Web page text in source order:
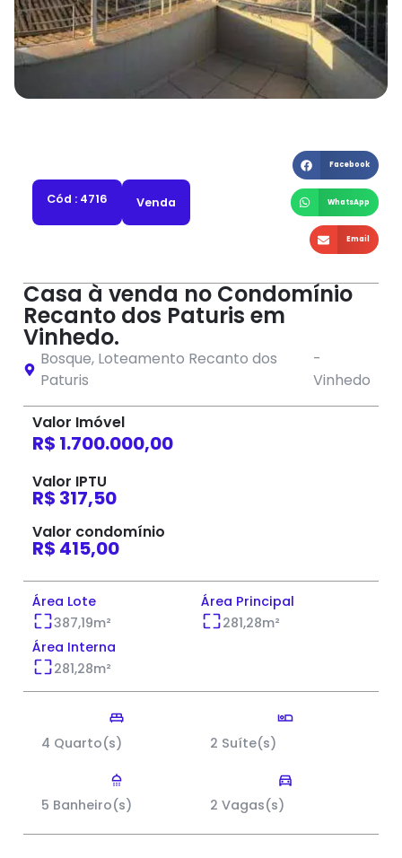
Cód : 4716 Venda
Facebook
WhatsApp
Email
Casa à venda no Condomínio
Recanto dos Paturis em
Vinhedo.
Bosque, Loteamento Recanto dos
Paturis
-
Vinhedo
Valor Imóvel
R$ 1.700.000,00
Valor IPTU
R$ 317,50
Valor condomínio
R$ 415,00
Área Lote
387,19m²
Área Principal
281,28m²
Área Interna
281,28m²
4 Quarto(s) 2 Suíte(s)
5 Banheiro(s) 2 Vagas(s)